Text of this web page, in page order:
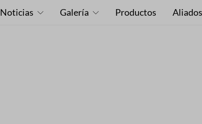
Noticias Galería Productos Aliados